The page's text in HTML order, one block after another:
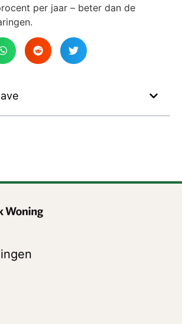
per jaar – beter dan de